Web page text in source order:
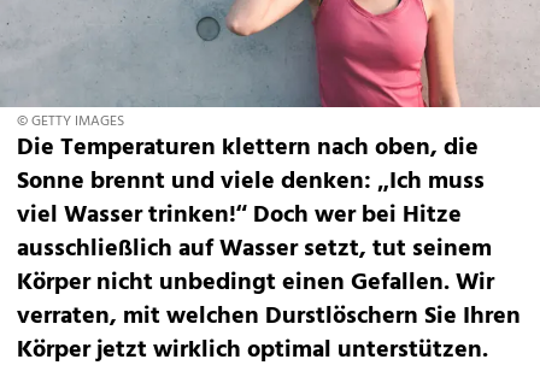
© GETTY IMAGES
Die Temperaturen klettern nach oben, die
Sonne brennt und viele denken: „Ich muss
viel Wasser trinken!“ Doch wer bei Hitze
ausschließlich auf Wasser setzt, tut seinem
Körper nicht unbedingt einen Gefallen. Wir
verraten, mit welchen Durstlöschern Sie Ihren
Körper jetzt wirklich optimal unterstützen.